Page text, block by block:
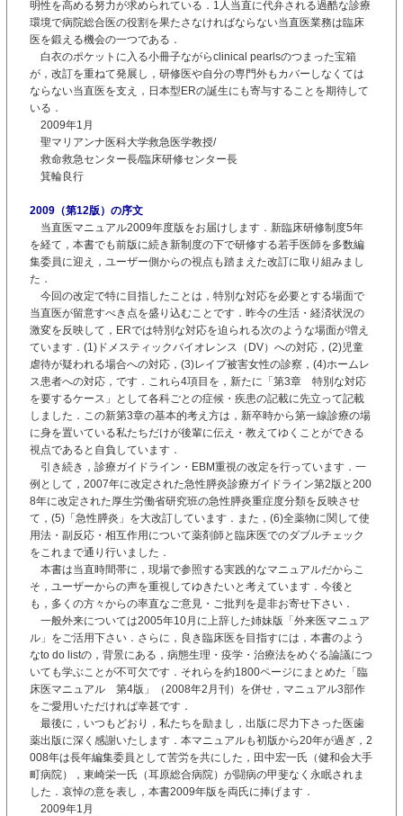
明性を高める努力が求められている．1人当直に代弁される過酷な診療
環境で病院総合医の役割を果たさなければならない当直医業務は臨床
医を鍛える機会の一つである．
白衣のポケットに入る小冊子ながらclinical pearlsのつまった宝箱
が，改訂を重ねて発展し，研修医や自分の専門外もカバーしなくては
ならない当直医を支え，日本型ERの誕生にも寄与することを期待して
いる．
2009年1月
聖マリアンナ医科大学救急医学教授/
救命救急センター長/臨床研修センター長
箕輪良行
2009（第12版）の序文
当直医マニュアル2009年度版をお届けします．新臨床研修制度5年
を経て，本書でも前版に続き新制度の下で研修する若手医師を多数編
集委員に迎え，ユーザー側からの視点も踏まえた改訂に取り組みまし
た．
今回の改定で特に目指したことは，特別な対応を必要とする場面で
当直医が留意すべき点を盛り込むことです．昨今の生活・経済状況の
激変を反映して，ERでは特別な対応を迫られる次のような場面が増え
ています．(1)ドメスティックバイオレンス（DV）への対応，(2)児童
虐待が疑われる場合への対応，(3)レイプ被害女性の診察，(4)ホームレ
ス患者への対応，です．これら4項目を，新たに「第3章 特別な対応
を要するケース」として各科ごとの症候・疾患の記載に先立って記載
しました．この新第3章の基本的考え方は，新卒時から第一線診療の場
に身を置いている私たちだけが後輩に伝え・教えてゆくことができる
視点であると自負しています．
引き続き，診療ガイドライン・EBM重視の改定を行っています．一
例として，2007年に改定された急性膵炎診療ガイドライン第2版と200
8年に改定された厚生労働省研究班の急性膵炎重症度分類を反映させ
て，(5)「急性膵炎」を大改訂しています．また，(6)全薬物に関して使
用法・副反応・相互作用について薬剤師と臨床医でのダブルチェック
をこれまで通り行いました．
本書は当直時間帯に，現場で参照する実践的なマニュアルだからこ
そ，ユーザーからの声を重視してゆきたいと考えています．今後と
も，多くの方々からの率直なご意見・ご批判を是非お寄せ下さい．
一般外来については2005年10月に上辞した姉妹版「外来医マニュア
ル」をご活用下さい．さらに，良き臨床医を目指すには，本書のよう
なto do listの，背景にある，病態生理・疫学・治療法をめぐる論議につ
いても学ぶことが不可欠です．それらを約1800ページにまとめた「臨
床医マニュアル 第4版」（2008年2月刊）を併せ，マニュアル3部作
をご愛用いただければ幸甚です．
最後に，いつもどおり，私たちを励まし，出版に尽力下さった医歯
薬出版に深く感謝いたします．本マニュアルも初版から20年が過ぎ，2
008年は長年編集委員として苦労を共にした，田中宏一氏（健和会大手
町病院），東崎栄一氏（耳原総合病院）が闘病の甲斐なく永眠されま
した．哀悼の意を表し，本書2009年版を両氏に捧げます．
2009年1月